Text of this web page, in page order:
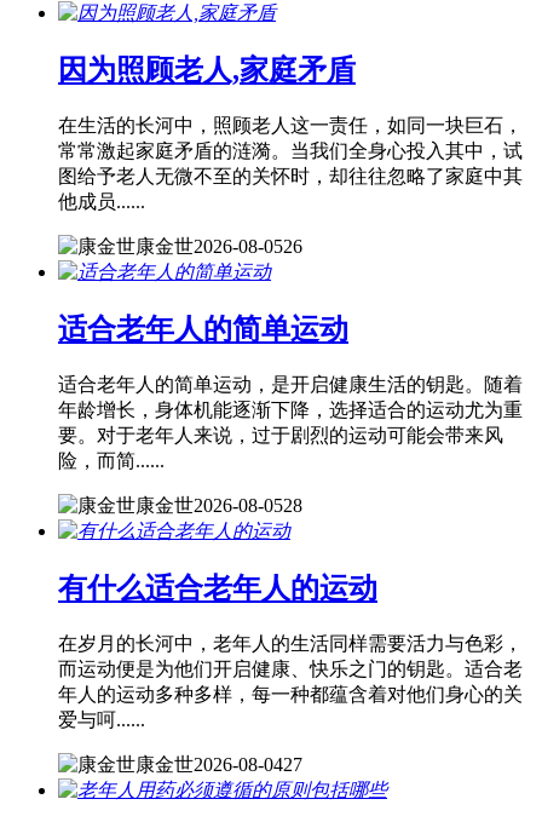
因为照顾老人,家庭矛盾
在生活的长河中，照顾老人这一责任，如同一块巨石，
常常激起家庭矛盾的涟漪。当我们全身心投入其中，试
图给予老人无微不至的关怀时，却往往忽略了家庭中其
他成员......
康金世2026-08-0526
适合老年人的简单运动
适合老年人的简单运动，是开启健康生活的钥匙。随着
年龄增长，身体机能逐渐下降，选择适合的运动尤为重
要。对于老年人来说，过于剧烈的运动可能会带来风
险，而简......
康金世2026-08-0528
有什么适合老年人的运动
在岁月的长河中，老年人的生活同样需要活力与色彩，
而运动便是为他们开启健康、快乐之门的钥匙。适合老
年人的运动多种多样，每一种都蕴含着对他们身心的关
爱与呵......
康金世2026-08-0427